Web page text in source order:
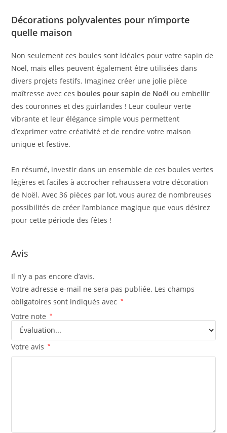
Décorations polyvalentes pour n’importe
quelle maison
Non seulement ces boules sont idéales pour votre sapin de
Noël, mais elles peuvent également être utilisées dans
divers projets festifs. Imaginez créer une jolie pièce
maîtresse avec ces boules pour sapin de Noël ou embellir
des couronnes et des guirlandes ! Leur couleur verte
vibrante et leur élégance simple vous permettent
d’exprimer votre créativité et de rendre votre maison
unique et festive.
En résumé, investir dans un ensemble de ces boules vertes
légères et faciles à accrocher rehaussera votre décoration
de Noël. Avec 36 pièces par lot, vous aurez de nombreuses
possibilités de créer l’ambiance magique que vous désirez
pour cette période des fêtes !
Avis
Il n’y a pas encore d’avis.
Votre adresse e-mail ne sera pas publiée. Les champs
obligatoires sont indiqués avec
*
Votre note *
Votre avis *